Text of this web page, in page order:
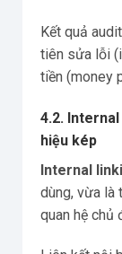
Kết quả
tiên sửa lỗi
tiền (money
4.2.
hiệu kép
Internal
dùng, vừa là
quan hệ chủ